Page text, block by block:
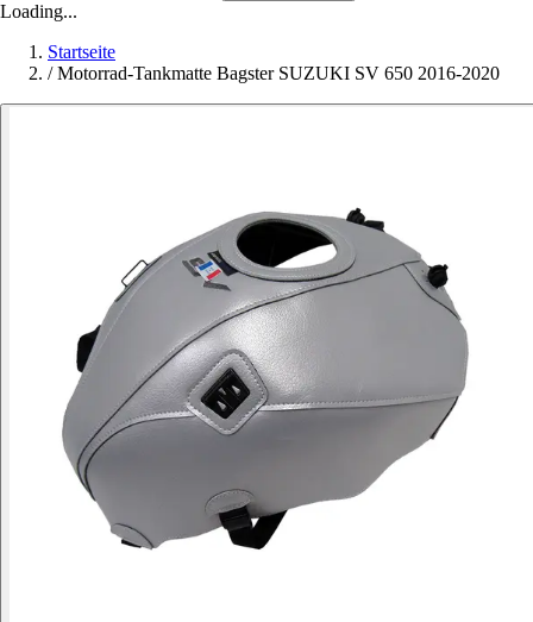
Loading...
Startseite
/ Motorrad-Tankmatte Bagster SUZUKI SV 650 2016-2020